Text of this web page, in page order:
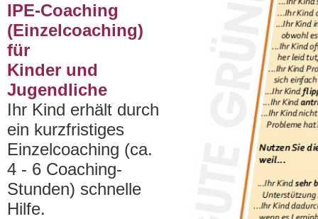
IPE-Coaching
(Einzelcoaching)
für
Kinder und
Jugendliche
Ihr Kind erhält durch
ein kurzfristiges
Einzelcoaching (ca.
4 - 6 Coaching-
Stunden) schnelle
Hilfe.